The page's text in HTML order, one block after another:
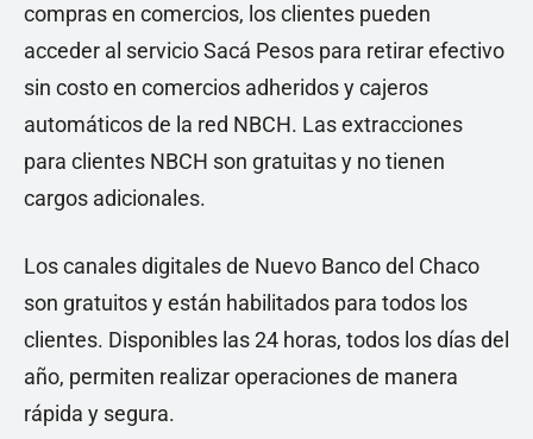
compras en comercios, los clientes pueden
acceder al servicio Sacá Pesos para retirar efectivo
sin costo en comercios adheridos y cajeros
automáticos de la red NBCH. Las extracciones
para clientes NBCH son gratuitas y no tienen
cargos adicionales.
Los canales digitales de Nuevo Banco del Chaco
son gratuitos y están habilitados para todos los
clientes. Disponibles las 24 horas, todos los días del
año, permiten realizar operaciones de manera
rápida y segura.